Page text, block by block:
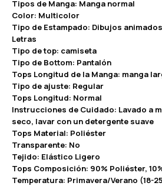
Tipos de Manga: Manga normal
Color: Multicolor
Tipo de Estampado: Dibujos
Letras
Tipo de top: camiseta
Tipo de Bottom: Pantalón
Tops Longitud de la Manga: manga
Tipo de ajuste: Regular
Tops Longitud: Normal
Instrucciones de Cuidado: Lavado a
seco, lavar con un detergente suave
Tops Material: Poliéster
Transparente: No
Tejido: Elástico Ligero
Tops Composición: 90% Poliéster,
Temperatura: Primavera/Verano (18-